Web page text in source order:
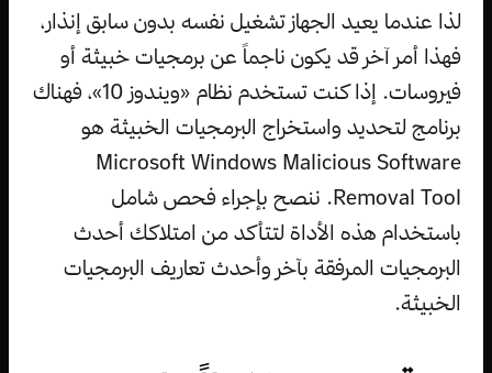
لذا عندما يعيد الجهاز تشغيل نفسه بدون سابق إنذار،
فهذا أمر آخر قد يكون ناجماً عن برمجيات خبيثة أو
فيروسات. إذا كنت تستخدم نظام «ويندوز 10»، فهناك
برنامج لتحديد واستخراج البرمجيات الخبيثة هو
Microsoft Windows Malicious Software
Removal Tool. ننصح بإجراء فحص شامل
باستخدام هذه الأداة لتتأكد من امتلاكك أحدث
البرمجيات المرفقة بآخر وأحدث تعاريف البرمجيات
الخبيثة.